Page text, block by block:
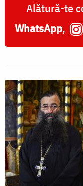
Alătură-te
WhatsApp,